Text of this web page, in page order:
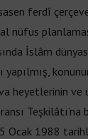
ferdî
nüfus
İslâm
heyetlerinin ve
Ocak 1988